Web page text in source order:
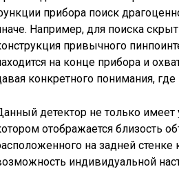
прибора поиск
Например, для поиска
привычного
на конце прибора и
конкретного понимания,
детектор не только
отображается близость
на задней стенке
индивидуальной